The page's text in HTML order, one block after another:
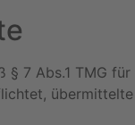
7 Abs.1 TMG